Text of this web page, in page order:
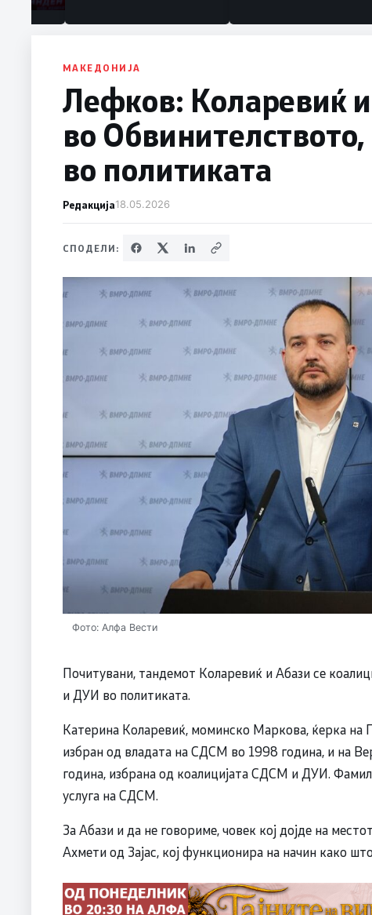
МАКЕДОНИЈА
Лефков: Коларевиќ
во
во политиката
Редакција18.05.2026
СПОДЕЛИ:
Фото: Алфа Вести
Почитувани, тандемот Коларевиќ и Абази се
и ДУИ во политиката.
Катерина Коларевиќ, моминско Маркова, ќерка
избран од владата на СДСМ во 1998 година, и на
година, избрана од коалицијата СДСМ и ДУИ.
услуга на СДСМ.
За Абази и да не говориме, човек кој дојде на
Ахмети од Зајас, кој функционира на начин како